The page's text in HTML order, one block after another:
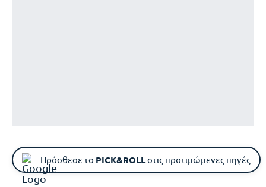
Πρόσθεσε το PICK&ROLLστις προτιμώμενες πηγές